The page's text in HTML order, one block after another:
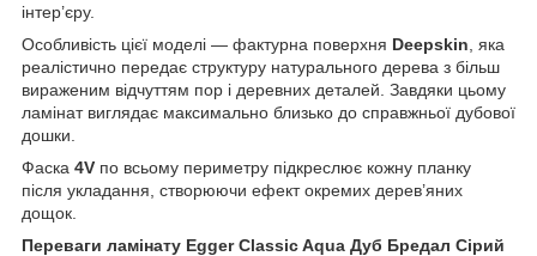
інтер’єру.
Особливість цієї моделі — фактурна поверхня Deepskin , яка
реалістично передає структуру натурального дерева з більш
вираженим відчуттям пор і деревних деталей. Завдяки цьому
ламінат виглядає максимально близько до справжньої дубової
дошки.
Фаска 4V по всьому периметру підкреслює кожну планку
після укладання, створюючи ефект окремих дерев’яних
дощок.
Переваги ламінату Egger Classic Aqua Дуб Бредал Сірий